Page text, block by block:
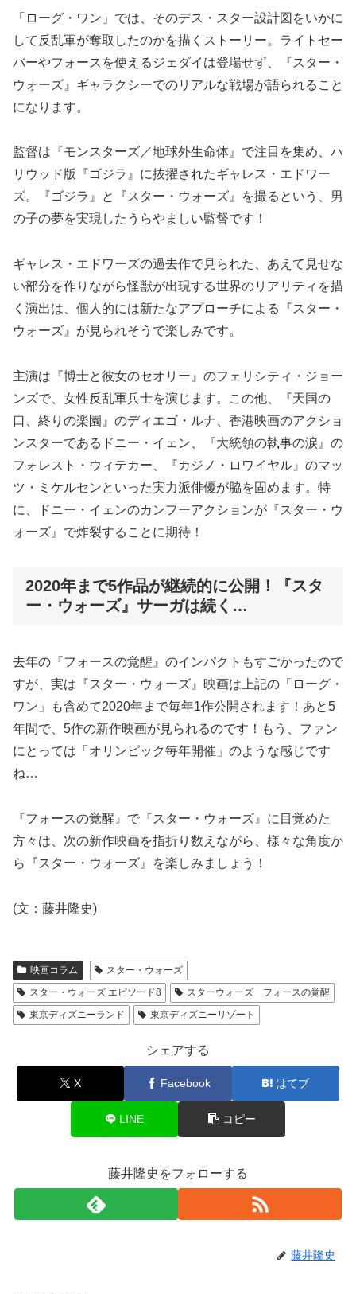
「ローグ・ワン」では、そのデス・スター設計図をいかに
して反乱軍が奪取したのかを描くストーリー。ライトセー
バーやフォースを使えるジェダイは登場せず、『スター・
ウォーズ』ギャラクシーでのリアルな戦場が語られること
になります。
監督は『モンスターズ／地球外生命体』で注目を集め、ハ
リウッド版『ゴジラ』に抜擢されたギャレス・エドワー
ズ。『ゴジラ』と『スター・ウォーズ』を撮るという、男
の子の夢を実現したうらやましい監督です！
ギャレス・エドワーズの過去作で見られた、あえて見せな
い部分を作りながら怪獣が出現する世界のリアリティを描
く演出は、個人的には新たなアプローチによる『スター・
ウォーズ』が見られそうで楽しみです。
主演は『博士と彼女のセオリー』のフェリシティ・ジョー
ンズで、女性反乱軍兵士を演じます。この他、『天国の
口、終りの楽園』のディエゴ・ルナ、香港映画のアクショ
ンスターであるドニー・イェン、『大統領の執事の涙』の
フォレスト・ウィテカー、『カジノ・ロワイヤル』のマッ
ツ・ミケルセンといった実力派俳優が脇を固めます。特
に、ドニー・イェンのカンフーアクションが『スター・ウ
ォーズ』で炸裂することに期待！
2020年まで5作品が継続的に公開！『スタ
ー・ウォーズ』サーガは続く…
去年の『フォースの覚醒』のインパクトもすごかったので
すが、実は『スター・ウォーズ』映画は上記の「ローグ・
ワン」も含めて2020年まで毎年1作公開されます！あと5
年間で、5作の新作映画が見られるのです！もう、ファン
にとっては「オリンピック毎年開催」のような感じです
ね…
『フォースの覚醒』で『スター・ウォーズ』に目覚めた
方々は、次の新作映画を指折り数えながら、様々な角度か
ら『スター・ウォーズ』を楽しみましょう！
(文：藤井隆史)
映画コラム
スター・ウォーズ
スター・ウォーズ エピソード8
スターウォーズ フォースの覚醒
東京ディズニーランド
東京ディズニーリゾート
シェアする
X Facebook はてブ
LINE コピー
藤井隆史をフォローする
藤井隆史